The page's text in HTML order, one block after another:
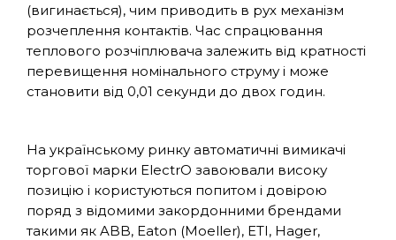
(вигинається), чим приводить в рух механізм
розчеплення контактів. Час спрацювання
теплового розчіплювача залежить від кратності
перевищення номінального струму і може
становити від 0,01 секунди до двох годин.
На українському ринку автоматичні вимикачі
торгової марки ElectrO завоювали високу
позицію і користуються попитом і довірою
поряд з відомими закордонними брендами
такими як ABB, Eaton (Moeller), ETI, Hager,